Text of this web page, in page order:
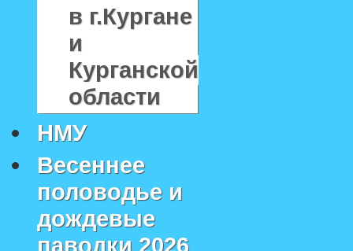
в г.Кургане
и
Курганской
области
НМУ
Весеннее
половодье и
дождевые
паводки 2026